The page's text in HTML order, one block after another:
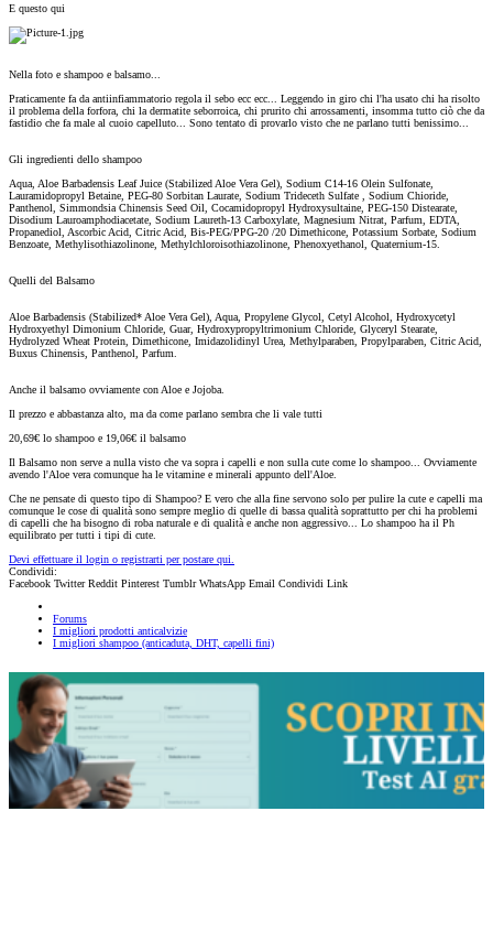
E questo qui
Nella foto e shampoo e balsamo...
Praticamente fa da antiinfiammatorio regola il sebo ecc ecc... Leggendo in giro chi l'ha usato chi ha risolto
il problema della forfora, chi la dermatite seborroica, chi prurito chi arrossamenti, insomma tutto ciò che da
fastidio che fa male al cuoio capelluto... Sono tentato di provarlo visto che ne parlano tutti benissimo...
Gli ingredienti dello shampoo
Aqua, Aloe Barbadensis Leaf Juice (Stabilized Aloe Vera Gel), Sodium C14-16 Olein Sulfonate,
Lauramidopropyl Betaine, PEG-80 Sorbitan Laurate, Sodium Trideceth Sulfate , Sodium Chioride,
Panthenol, Simmondsia Chinensis Seed Oil, Cocamidopropyl Hydroxysultaine, PEG-150 Distearate,
Disodium Lauroamphodiacetate, Sodium Laureth-13 Carboxylate, Magnesium Nitrat, Parfum, EDTA,
Propanediol, Ascorbic Acid, Citric Acid, Bis-PEG/PPG-20 /20 Dimethicone, Potassium Sorbate, Sodium
Benzoate, Methylisothiazolinone, Methylchloroisothiazolinone, Phenoxyethanol, Quaternium-15.
Quelli del Balsamo
Aloe Barbadensis (Stabilized* Aloe Vera Gel), Aqua, Propylene Glycol, Cetyl Alcohol, Hydroxycetyl
Hydroxyethyl Dimonium Chloride, Guar, Hydroxypropyltrimonium Chloride, Glyceryl Stearate,
Hydrolyzed Wheat Protein, Dimethicone, Imidazolidinyl Urea, Methylparaben, Propylparaben, Citric Acid,
Buxus Chinensis, Panthenol, Parfum.
Anche il balsamo ovviamente con Aloe e Jojoba.
Il prezzo e abbastanza alto, ma da come parlano sembra che li vale tutti
20,69€ lo shampoo e 19,06€ il balsamo
Il Balsamo non serve a nulla visto che va sopra i capelli e non sulla cute come lo shampoo... Ovviamente
avendo l'Aloe vera comunque ha le vitamine e minerali appunto dell'Aloe.
Che ne pensate di questo tipo di Shampoo? E vero che alla fine servono solo per pulire la cute e capelli ma
comunque le cose di qualità sono sempre meglio di quelle di bassa qualità soprattutto per chi ha problemi
di capelli che ha bisogno di roba naturale e di qualità e anche non aggressivo... Lo shampoo ha il Ph
equilibrato per tutti i tipi di cute.
Devi effettuare il login o registrarti per postare qui.
Condividi:
Facebook Twitter Reddit Pinterest Tumblr WhatsApp Email Condividi Link
Forums
I migliori prodotti anticalvizie
I migliori shampoo (anticaduta, DHT, capelli fini)